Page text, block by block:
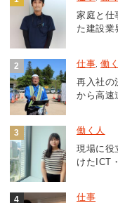
家庭と仕
た建設業
仕事 働
再入社の
から高速
働く人
現場に役
けたICT
仕事